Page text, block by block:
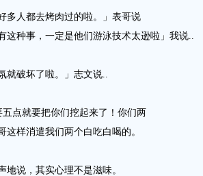
多人都去烤肉过的啦。」表哥说
这种事，一定是他们游泳技术太逊啦」我说..
就破坏了啦。」志文说..
点就要把你们挖起来了！你们两
样消遣我们两个白吃白喝的。
地说，其实心理不是滋味。